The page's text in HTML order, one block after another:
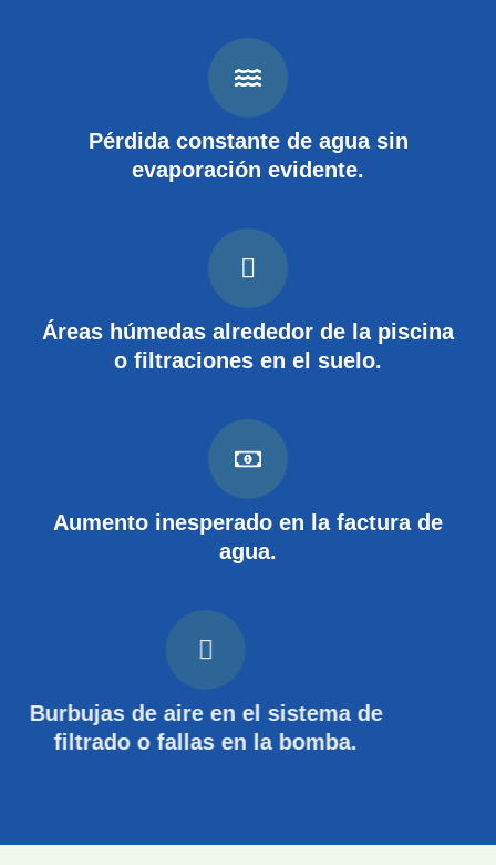
Pérdida constante de agua sin
evaporación evidente.
Áreas húmedas alrededor de la piscina
o filtraciones en el suelo.
Aumento inesperado en la factura de
agua.
Burbujas de aire en el sistema de
filtrado o fallas en la bomba.